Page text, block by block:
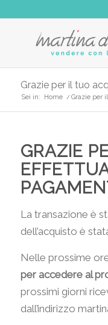
Grazie per il tuo
Sei in: Home / Grazie per
GRAZIE
La transazione è
dell’acquisto è
Nelle prossime
per accedere al
prossimi giorni
dall’indirizzo